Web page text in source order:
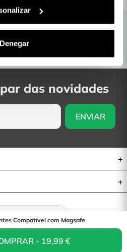
Denegar
Compatível com Magsafe
- 19,99 €
Produtos com Garantia
das novidades
se do contrato